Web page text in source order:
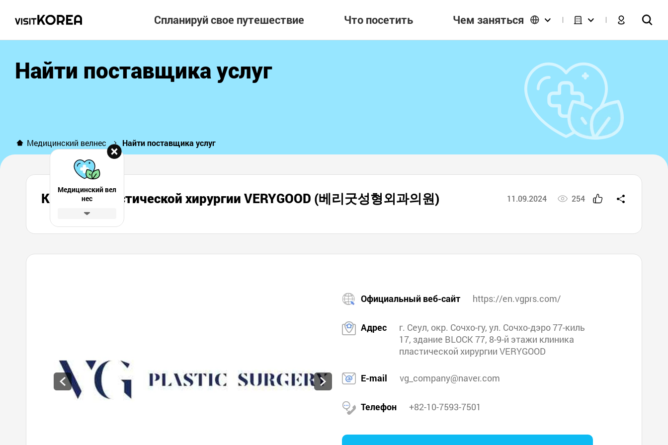
Спланируй свое путешествие Что посетить Чем заняться
Найти поставщика услуг
Медицинский велнес Найти поставщика услуг
Клиника пластической хирургии VERYGOOD (베리굿성형외과의원) 11.09.2024 254
Официальный веб-сайт https://en.vgprs.com/
Адрес
г. Сеул, окр. Сочхо-гу, ул. Сочхо-дэро 77-киль
17, здание BLOCK 77, 8-9-й этажи клиника
пластической хирургии VERYGOOD
E-mail vg_company@naver.com
Телефон +82-10-7593-7501
Медицинский вел
нес